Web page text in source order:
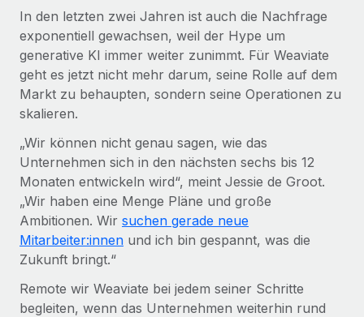
In den letzten zwei Jahren ist auch die Nachfrage
exponentiell gewachsen, weil der Hype um
generative KI immer weiter zunimmt. Für Weaviate
geht es jetzt nicht mehr darum, seine Rolle auf dem
Markt zu behaupten, sondern seine Operationen zu
skalieren.
„Wir können nicht genau sagen, wie das
Unternehmen sich in den nächsten sechs bis 12
Monaten entwickeln wird“, meint Jessie de Groot.
„Wir haben eine Menge Pläne und große
Ambitionen. Wir suchen gerade neue
Mitarbeiter:innen und ich bin gespannt, was die
Zukunft bringt.“
Remote wir Weaviate bei jedem seiner Schritte
begleiten, wenn das Unternehmen weiterhin rund